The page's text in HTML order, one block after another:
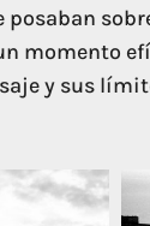
momento
y sus